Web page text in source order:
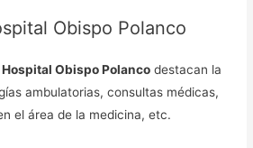
Obispo Polanco
Obispo Polanco destacan la
ambulatorias, consultas médicas,
el área de la medicina, etc.